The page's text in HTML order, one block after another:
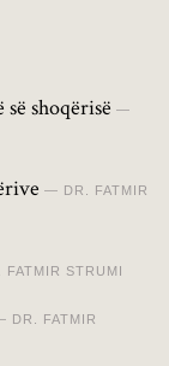
shoqërisë
DR. FATMIR
FATMIR STRUMI
DR. FATMIR